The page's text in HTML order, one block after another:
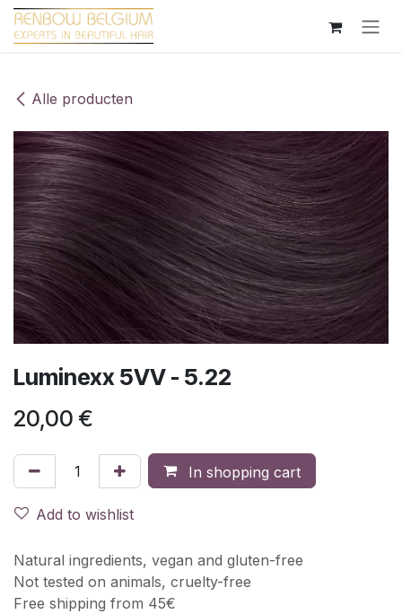
Overslaan naar inhoud
Alle producten
Luminexx 5VV - 5.22
20,00 €
In shopping cart
Add to wishlist
Natural ingredients, vegan and gluten-free
Not tested on animals, cruelty-free
Free shipping from 45€